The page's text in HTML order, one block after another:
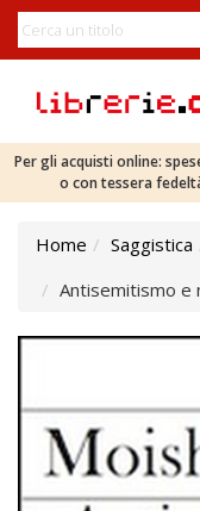
Per gli acquisti online:
o con tessera
Home Saggistica
Antisemitismo e